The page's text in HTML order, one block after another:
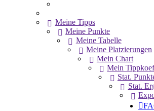
Meine Tipps
Meine Punkte
Meine Tabelle
Meine Platzierungen
Mein Chart
Mein
Stat.
Stat.